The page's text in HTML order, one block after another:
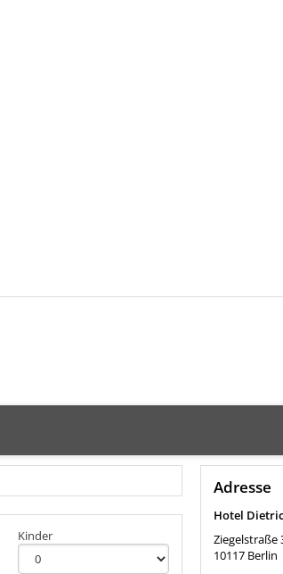
Kinder
Adresse
Hotel
Ziegelstraße
10117 Berlin